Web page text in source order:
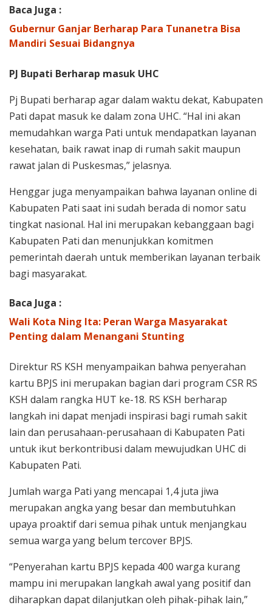
Baca Juga :
Gubernur Ganjar Berharap Para Tunanetra Bisa
Mandiri Sesuai Bidangnya
PJ Bupati Berharap masuk UHC
Pj Bupati berharap agar dalam waktu dekat, Kabupaten
Pati dapat masuk ke dalam zona UHC. “Hal ini akan
memudahkan warga Pati untuk mendapatkan layanan
kesehatan, baik rawat inap di rumah sakit maupun
rawat jalan di Puskesmas,” jelasnya.
Henggar juga menyampaikan bahwa layanan online di
Kabupaten Pati saat ini sudah berada di nomor satu
tingkat nasional. Hal ini merupakan kebanggaan bagi
Kabupaten Pati dan menunjukkan komitmen
pemerintah daerah untuk memberikan layanan terbaik
bagi masyarakat.
Baca Juga :
Wali Kota Ning Ita: Peran Warga Masyarakat
Penting dalam Menangani Stunting
Direktur RS KSH menyampaikan bahwa penyerahan
kartu BPJS ini merupakan bagian dari program CSR RS
KSH dalam rangka HUT ke-18. RS KSH berharap
langkah ini dapat menjadi inspirasi bagi rumah sakit
lain dan perusahaan-perusahaan di Kabupaten Pati
untuk ikut berkontribusi dalam mewujudkan UHC di
Kabupaten Pati.
Jumlah warga Pati yang mencapai 1,4 juta jiwa
merupakan angka yang besar dan membutuhkan
upaya proaktif dari semua pihak untuk menjangkau
semua warga yang belum tercover BPJS.
“Penyerahan kartu BPJS kepada 400 warga kurang
mampu ini merupakan langkah awal yang positif dan
diharapkan dapat dilanjutkan oleh pihak-pihak lain,”